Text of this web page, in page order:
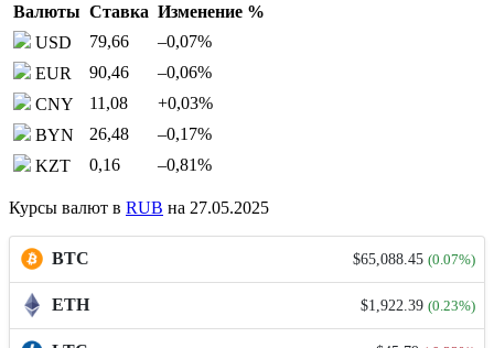
Валюты Ставка Изменение %
USD
79,66 –0,07%
EUR
90,46 –0,06%
CNY
11,08 +0,03%
BYN
26,48 –0,17%
KZT
0,16 –0,81%
Курсы валют в RUB на 27.05.2025
BTC $65,088.45 (0.07%)
ETH $1,922.39 (0.23%)